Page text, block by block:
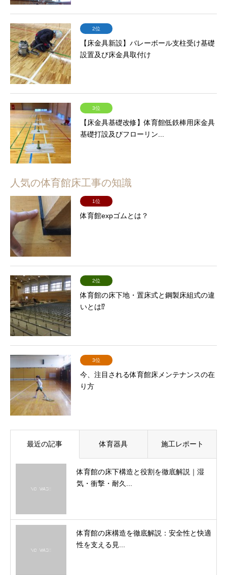
2位
【床金具新設】バレーボール支柱受け基礎
設置及び床金具取付け
3位
【床金具基礎改修】体育館低鉄棒用床金具
基礎打設及びフローリン...
人気の体育館床工事の知識
1位
体育館expゴムとは？
2位
体育館の床下地・置床式と鋼製床組式の違
いとは⁉
3位
今、注目される体育館床メンテナンスの在
り方
最近の記事 体育器具 施工レポート
体育館の床下構造と役割を徹底解説｜湿
気・衝撃・耐久...
体育館の床構造を徹底解説：安全性と快適
性を支える見...